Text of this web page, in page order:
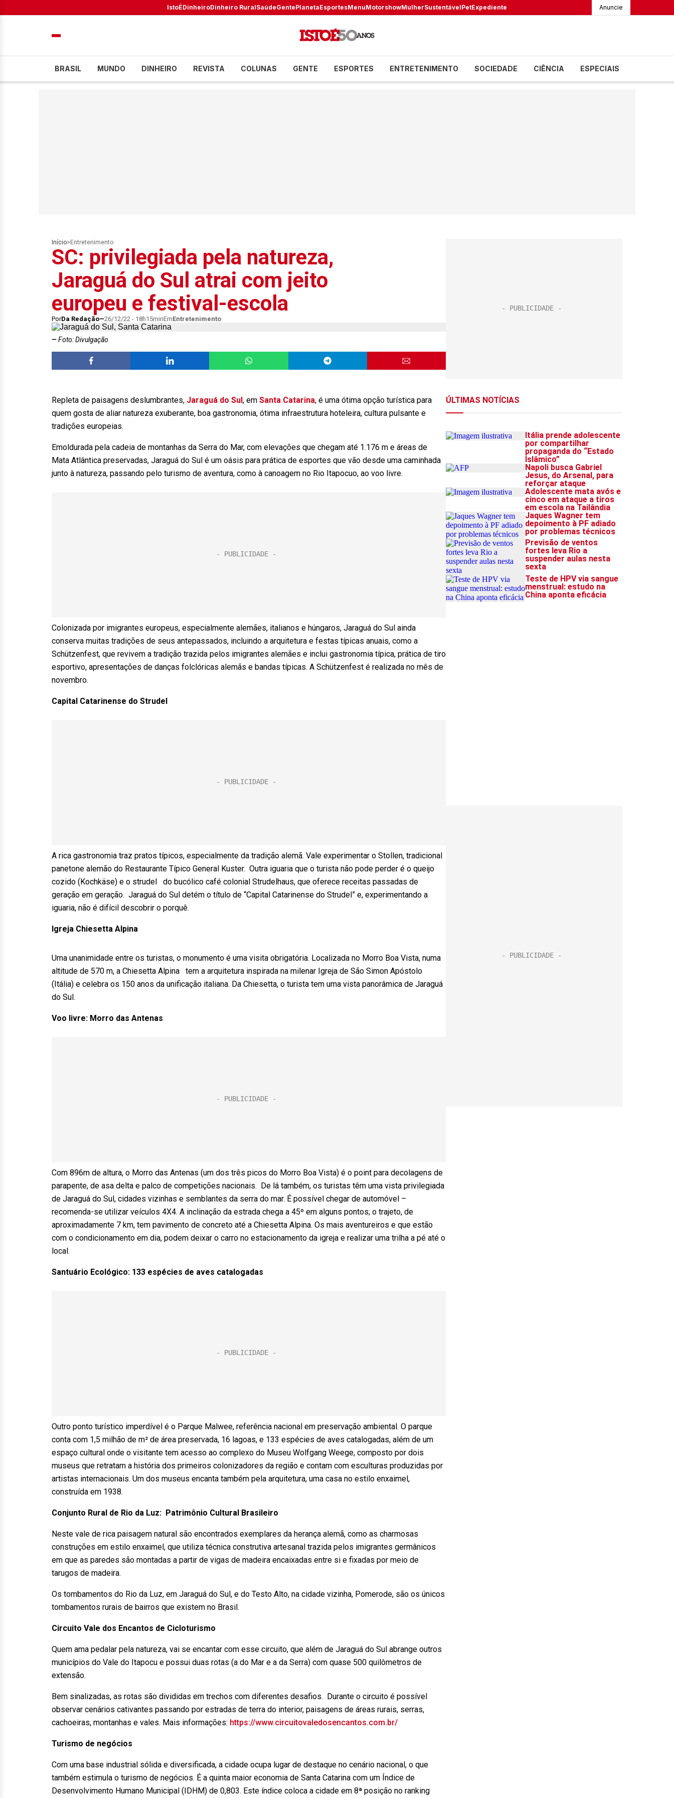
IstoÉDinheiroDinheiro RuralSaúdeGentePlanetaEsportesMenuMotorshowMulherSustentávelPetExpediente Anuncie
BRASIL MUNDO DINHEIRO REVISTA COLUNAS GENTE ESPORTES ENTRETENIMENTO SOCIEDADE CIÊNCIA ESPECIAIS
Início> Entretenimento
SC: privilegiada pela natureza,
Jaraguá do Sul atrai com jeito
europeu e festival-escola
PorDa Redação 26/12/22 - 18h15minEmEntretenimento
Foto: Divulgação
Repleta de paisagens deslumbrantes, Jaraguá do Sul, em Santa Catarina, é uma ótima opção turística para
quem gosta de aliar natureza exuberante, boa gastronomia, ótima infraestrutura hoteleira, cultura pulsante e
tradições europeias.
Emoldurada pela cadeia de montanhas da Serra do Mar, com elevações que chegam até 1.176 m e áreas de
Mata Atlântica preservadas, Jaraguá do Sul é um oásis para prática de esportes que vão desde uma caminhada
junto à natureza, passando pelo turismo de aventura, como à canoagem no Rio Itapocuo, ao voo livre.
Colonizada por imigrantes europeus, especialmente alemães, italianos e húngaros, Jaraguá do Sul ainda
conserva muitas tradições de seus antepassados, incluindo a arquitetura e festas típicas anuais, como a
Schützenfest, que revivem a tradição trazida pelos imigrantes alemães e inclui gastronomia típica, prática de tiro
esportivo, apresentações de danças folclóricas alemãs e bandas típicas. A Schützenfest é realizada no mês de
novembro.
Capital Catarinense do Strudel
A rica gastronomia traz pratos típicos, especialmente da tradição alemã. Vale experimentar o Stollen, tradicional
panetone alemão do Restaurante Típico General Kuster. Outra iguaria que o turista não pode perder é o queijo
cozido (Kochkäse) e o strudel do bucólico café colonial Strudelhaus, que oferece receitas passadas de
geração em geração. Jaraguá do Sul detém o título de “Capital Catarinense do Strudel” e, experimentando a
iguaria, não é difícil descobrir o porquê.
Igreja Chiesetta Alpina
Uma unanimidade entre os turistas, o monumento é uma visita obrigatória. Localizada no Morro Boa Vista, numa
altitude de 570 m, a Chiesetta Alpina tem a arquitetura inspirada na milenar Igreja de São Simon Apóstolo
(Itália) e celebra os 150 anos da unificação italiana. Da Chiesetta, o turista tem uma vista panorâmica de Jaraguá
do Sul.
Voo livre: Morro das Antenas
Com 896m de altura, o Morro das Antenas (um dos três picos do Morro Boa Vista) é o point para decolagens de
parapente, de asa delta e palco de competições nacionais. De lá também, os turistas têm uma vista privilegiada
de Jaraguá do Sul, cidades vizinhas e semblantes da serra do mar. É possível chegar de automóvel –
recomenda-se utilizar veículos 4X4. A inclinação da estrada chega a 45º em alguns pontos; o trajeto, de
aproximadamente 7 km, tem pavimento de concreto até a Chiesetta Alpina. Os mais aventureiros e que estão
com o condicionamento em dia, podem deixar o carro no estacionamento da igreja e realizar uma trilha a pé até o
local.
Santuário Ecológico: 133 espécies de aves catalogadas
Outro ponto turístico imperdível é o Parque Malwee, referência nacional em preservação ambiental. O parque
conta com 1,5 milhão de m² de área preservada, 16 lagoas, e 133 espécies de aves catalogadas, além de um
espaço cultural onde o visitante tem acesso ao complexo do Museu Wolfgang Weege, composto por dois
museus que retratam a história dos primeiros colonizadores da região e contam com esculturas produzidas por
artistas internacionais. Um dos museus encanta também pela arquitetura, uma casa no estilo enxaimel,
construída em 1938.
Conjunto Rural de Rio da Luz: Patrimônio Cultural Brasileiro
Neste vale de rica paisagem natural são encontrados exemplares da herança alemã, como as charmosas
construções em estilo enxaimel, que utiliza técnica construtiva artesanal trazida pelos imigrantes germânicos
em que as paredes são montadas a partir de vigas de madeira encaixadas entre si e fixadas por meio de
tarugos de madeira.
Os tombamentos do Rio da Luz, em Jaraguá do Sul, e do Testo Alto, na cidade vizinha, Pomerode, são os únicos
tombamentos rurais de bairros que existem no Brasil.
Circuito Vale dos Encantos de Cicloturismo
Quem ama pedalar pela natureza, vai se encantar com esse circuito, que além de Jaraguá do Sul abrange outros
municípios do Vale do Itapocu e possui duas rotas (a do Mar e a da Serra) com quase 500 quilômetros de
extensão.
Bem sinalizadas, as rotas são divididas em trechos com diferentes desafios. Durante o circuito é possível
observar cenários cativantes passando por estradas de terra do interior, paisagens de áreas rurais, serras,
cachoeiras, montanhas e vales. Mais informações: https://www.circuitovaledosencantos.com.br/
Turismo de negócios
Com uma base industrial sólida e diversificada, a cidade ocupa lugar de destaque no cenário nacional, o que
também estimula o turismo de negócios. É a quinta maior economia de Santa Catarina com um Índice de
Desenvolvimento Humano Municipal (IDHM) de 0,803. Este índice coloca a cidade em 8ª posição no ranking